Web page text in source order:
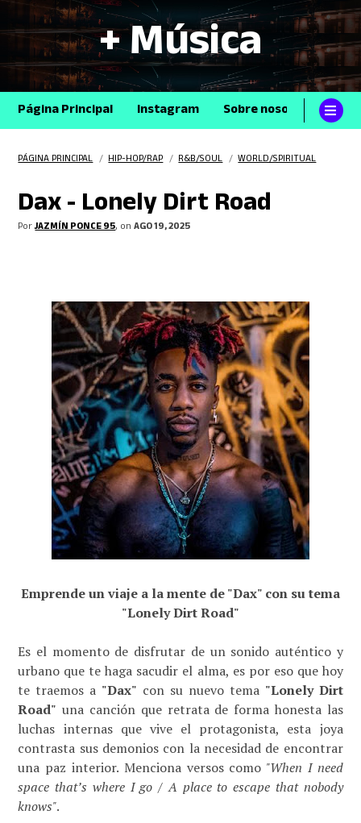
+ Música
Página Principal Instagram Sobre nosotros
PÁGINA PRINCIPAL /HIP-HOP/RAP /R&B/SOUL /WORLD/SPIRITUAL
Dax - Lonely Dirt Road
PorJAZMÍN PONCE 95, onAGO 19, 2025
Emprende un viaje a la mente de "Dax" con su tema
"Lonely Dirt Road"
Es el momento de disfrutar de un sonido auténtico y
urbano que te haga sacudir el alma, es por eso que hoy
te traemos a "Dax" con su nuevo tema "Lonely Dirt
Road" una canción que retrata de forma honesta las
luchas internas que vive el protagonista, esta joya
contrasta sus demonios con la necesidad de encontrar
una paz interior. Menciona versos como "When I need
space that’s where I go / A place to escape that nobody
knows".